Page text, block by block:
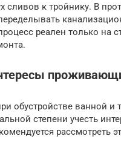
сливов к тройнику. В
реален только на
обустройстве ванной и
степени учесть
рассмотреть